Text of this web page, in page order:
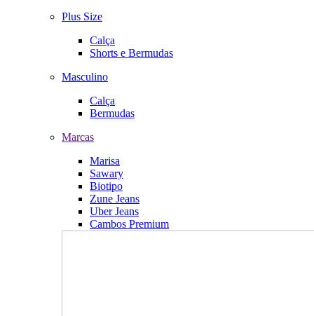
Plus Size
Calça
Shorts e Bermudas
Masculino
Calça
Bermudas
Marcas
Marisa
Sawary
Biotipo
Zune Jeans
Uber Jeans
Cambos Premium